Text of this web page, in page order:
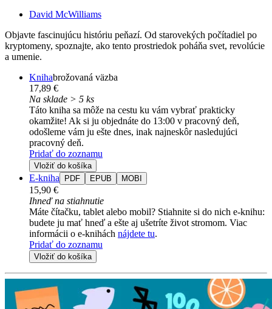
David McWilliams
Objavte fascinujúcu históriu peňazí. Od starovekých počítadiel po
kryptomeny, spoznajte, ako tento prostriedok poháňa svet, revolúcie
a umenie.
Knihabrožovaná väzba
17,89 €
Na sklade > 5 ks
Táto kniha sa môže na cestu ku vám vybrať prakticky
okamžite! Ak si ju objednáte do 13:00 v pracovný deň,
odošleme vám ju ešte dnes, inak najneskôr nasledujúci
pracovný deň.
Pridať do zoznamu
Vložiť do košíka
E-kniha PDF EPUB MOBI
15,90 €
Ihneď na stiahnutie
Máte čítačku, tablet alebo mobil? Stiahnite si do nich e-knihu:
budete ju mať hneď a ešte aj ušetríte život stromom. Viac
informácii o e-knihách nájdete tu.
Pridať do zoznamu
Vložiť do košíka